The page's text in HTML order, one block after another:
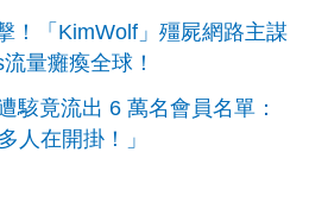
！「KimWolf」殭屍網路主謀
量癱瘓全球！
駭竟流出 6 萬名會員名單：
人在開掛！」